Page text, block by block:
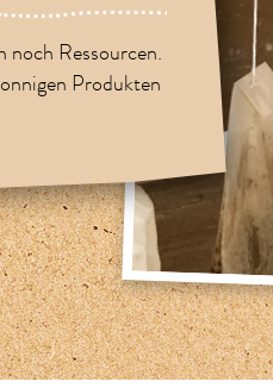
noch Ressourcen.
Produkten